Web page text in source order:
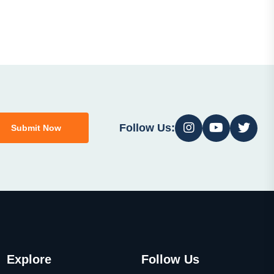
Submit Now Follow Us:
Explore Follow Us